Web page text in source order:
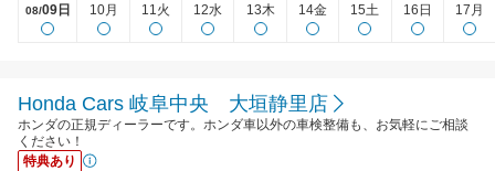
08/09日 10月 11火 12水 13木 14金 15土 16日 17月
Honda Cars 岐阜中央 大垣静里店
ホンダの正規ディーラーです。ホンダ車以外の車検整備も、お気軽にご相談
ください！
特典あり